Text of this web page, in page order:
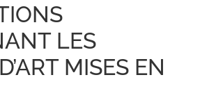
LES
MISES EN